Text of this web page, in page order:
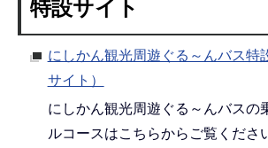
特設サイト
にしかん観光周遊ぐる～んバス特
サイト）
にしかん観光周遊ぐる～んバスの
ルコースはこちらからご覧くださ